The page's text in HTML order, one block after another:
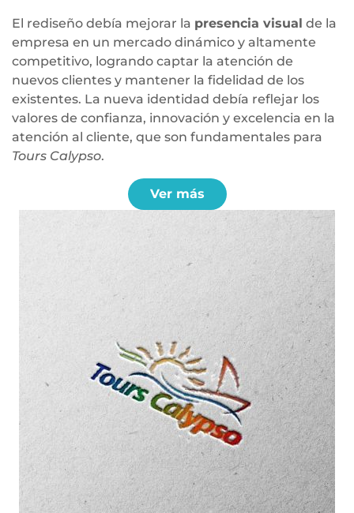
El rediseño debía mejorar la presencia visual de la
empresa en un mercado dinámico y altamente
competitivo, logrando captar la atención de
nuevos clientes y mantener la fidelidad de los
existentes. La nueva identidad debía reflejar los
valores de confianza, innovación y excelencia en la
atención al cliente, que son fundamentales para
Tours Calypso.
Ver más